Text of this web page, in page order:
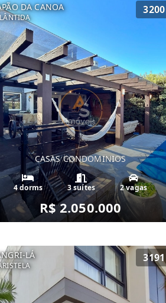
DA CANOA 3200
CASAS CONDOMINIOS
4 dorms 3 suítes 2 vagas
R$ 2.050.000
LÁ 3191